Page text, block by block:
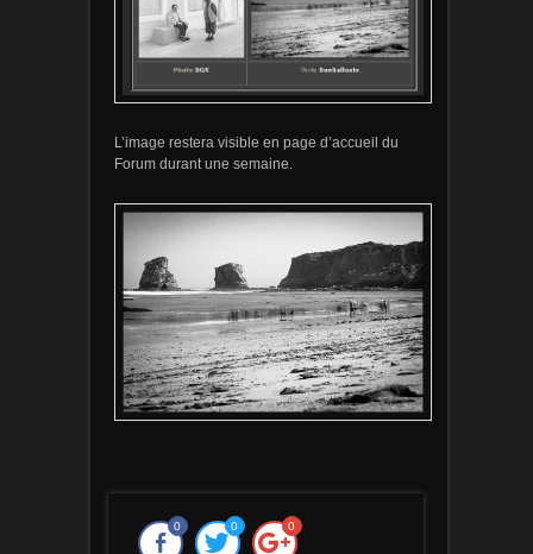
L’image restera visible en page d’accueil du
Forum durant une semaine.
0 0 0